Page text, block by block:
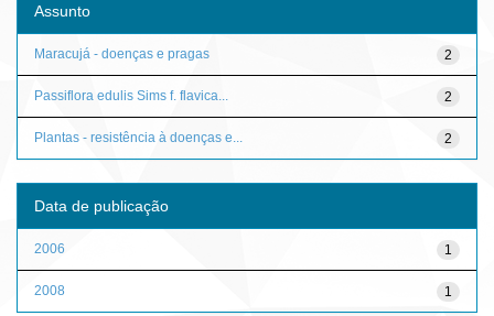
Assunto
2
Maracujá - doenças e pragas
2
Passiflora edulis Sims f. flavica...
2
Plantas - resistência à doenças e...
Data de publicação
1
2006
1
2008